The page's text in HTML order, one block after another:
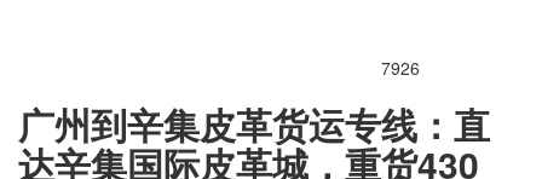
7926
广州到辛集皮革货运专线：直
达辛集国际皮革城，重货430